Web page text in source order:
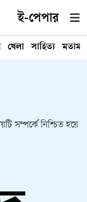
ই-পেপার
খেলা সাহিত্য মতামত
সম্পর্কে নিশ্চিত হয়ে